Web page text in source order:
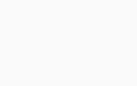
einst Kern der